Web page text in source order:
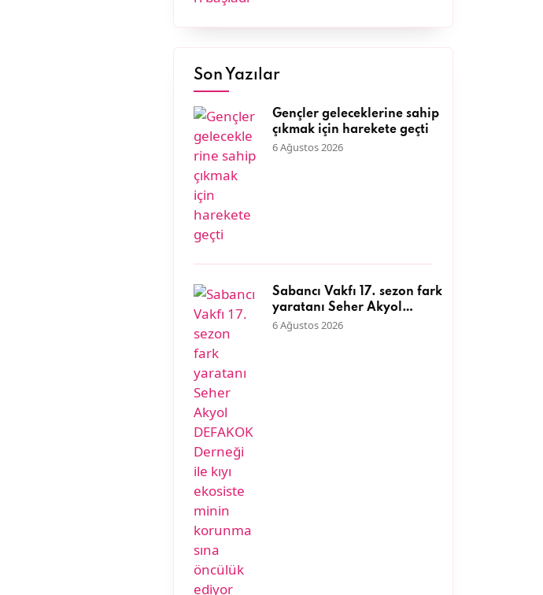
Son Yazılar
Gençler geleceklerine sahip
çıkmak için harekete geçti
6 Ağustos 2026
Sabancı Vakfı 17. sezon fark
yaratanı Seher Akyol
DEFAKOK Derneği ile kıyı
6 Ağustos 2026